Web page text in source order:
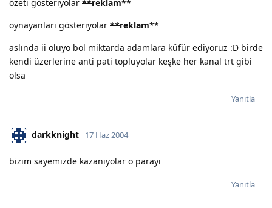
özeti gösteriyolar **reklam**
oynayanları gösteriyolar **reklam**
aslında ii oluyo bol miktarda adamlara küfür ediyoruz :D birde
kendi üzerlerine anti pati topluyolar keşke her kanal trt gibi
olsa
Yanıtla
darkknight 17 Haz 2004
bizim sayemizde kazanıyolar o parayı
Yanıtla